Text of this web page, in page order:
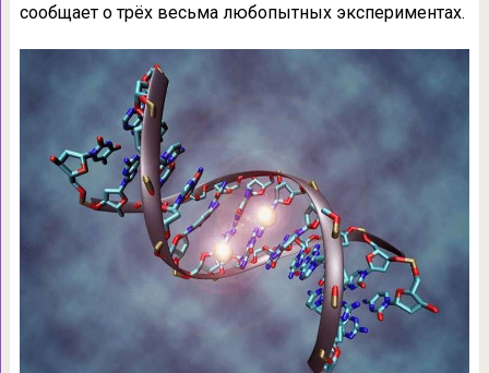
сообщает о трёх весьма любопытных экспериментах.